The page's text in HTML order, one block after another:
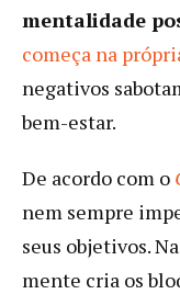
mentalidade
começa na
negativos
bem-estar.
De acordo com o
nem sempre
seus objetivos.
mente cria os